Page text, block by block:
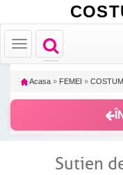
Toggle
navigation
Toggle
navigation
Acasa » FEMEI »
Sutien